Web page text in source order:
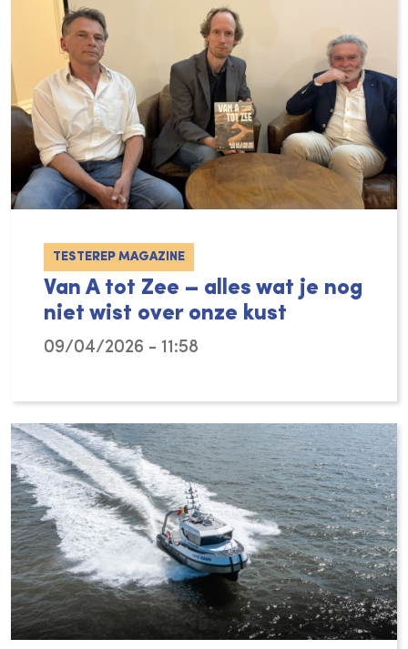
TESTEREP MAGAZINE
Van A tot Zee – alles wat je nog
niet wist over onze kust
09/04/2026 - 11:58